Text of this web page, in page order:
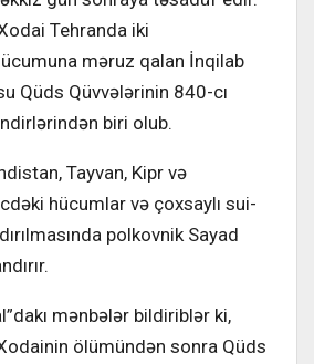
Tehranda iki
məruz qalan İnqilab
Qüds Qüvvələrinin 840-cı
biri olub.
Tayvan, Kipr və
hücumlar və çoxsaylı sui-
polkovnik Sayad
mənbələr bildiriblər ki,
ölümündən sonra Qüds